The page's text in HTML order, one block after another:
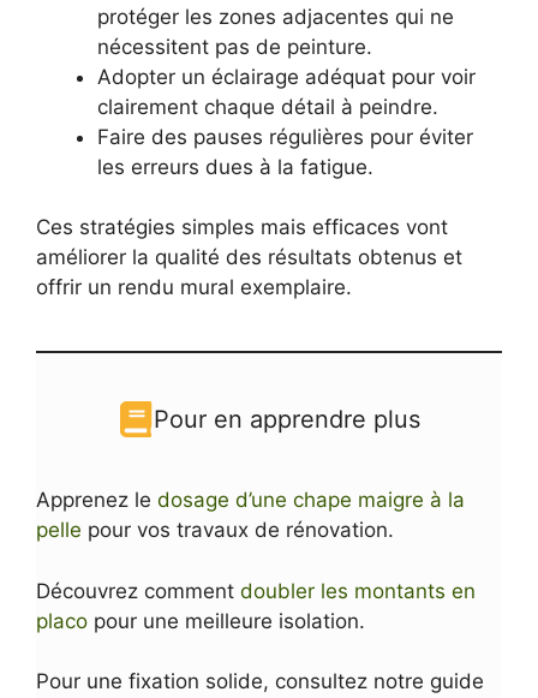
protéger les zones adjacentes qui ne
nécessitent pas de peinture.
Adopter un éclairage adéquat pour voir
clairement chaque détail à peindre.
Faire des pauses régulières pour éviter
les erreurs dues à la fatigue.
Ces stratégies simples mais efficaces vont
améliorer la qualité des résultats obtenus et
offrir un rendu mural exemplaire.
Pour en apprendre plus
Apprenez le dosage d’une chape maigre à la
pelle pour vos travaux de rénovation.
Découvrez comment doubler les montants en
placo pour une meilleure isolation.
Pour une fixation solide, consultez notre guide